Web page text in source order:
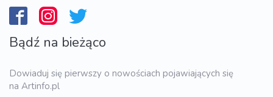
Bądź na bieżąco
Dowiaduj się pierwszy o nowościach pojawiających się
na Artinfo.pl